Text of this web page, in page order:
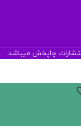
چاپخش میباشد.